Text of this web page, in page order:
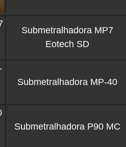
Submetralhadora MP7
Eotech SD
Submetralhadora MP-40
Submetralhadora P90 MC